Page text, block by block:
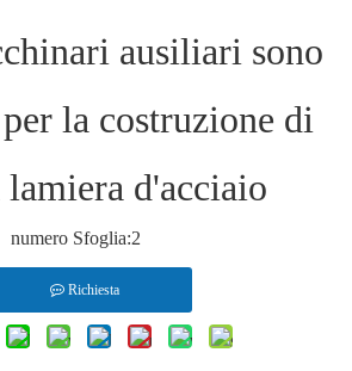
ausiliari sono
la costruzione di
d'acciaio
numero Sfoglia:2
Richiesta